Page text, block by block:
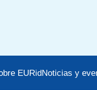
EURidNoticias y